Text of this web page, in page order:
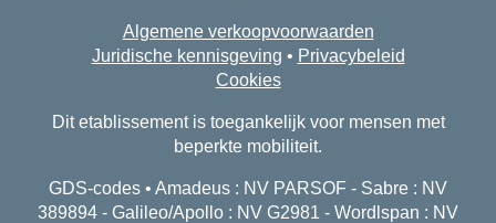
Algemene verkoopvoorwaarden
Juridische kennisgeving • Privacybeleid
Cookies
Dit etablissement is toegankelijk voor mensen met
beperkte mobiliteit.
GDS-codes • Amadeus : NV PARSOF - Sabre : NV
389894 - Galileo/Apollo : NV G2981 - Wordlspan : NV